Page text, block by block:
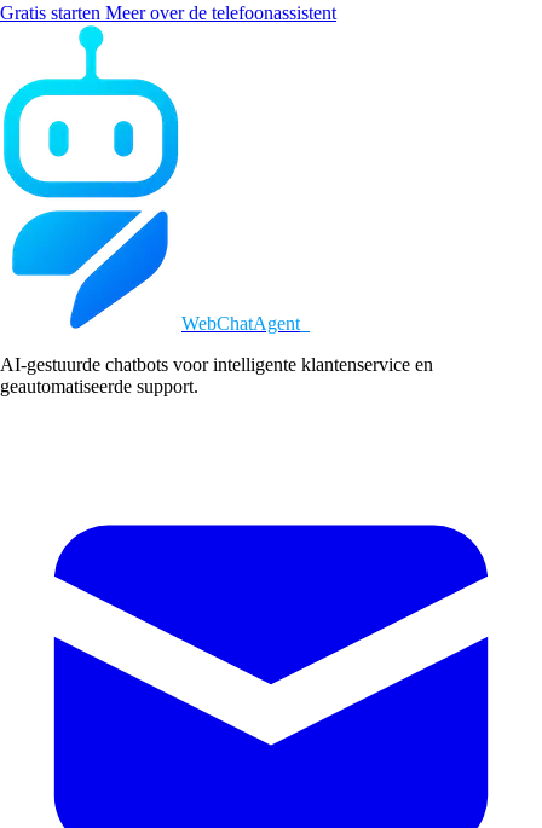
Gratis starten Meer over de telefoonassistent
WebChatAgent
AI-gestuurde chatbots voor intelligente klantenservice en
geautomatiseerde support.